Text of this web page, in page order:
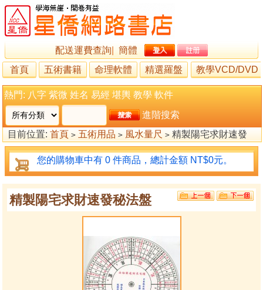
配送運費查詢
簡體
首頁
五術書籍 命理軟體 精選羅盤 教學VCD/DVD
熱門: 八字 紫微 姓名 易經 堪輿 教學 軟件
進階搜索
目前位置: 首頁 > 五術用品 > 風水量尺 > 精製陽宅求財速發
秘法盤
您的購物車中有 0 件商品，總計金額 NT$0元。
精製陽宅求財速發秘法盤